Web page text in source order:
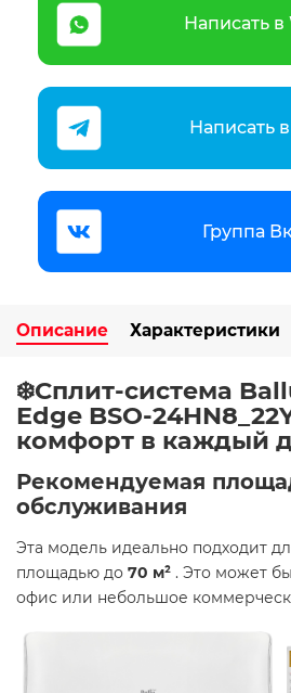
Написать
Написать
Группа
Описание Характеристики
❄️Сплит-система
Edge BSO-
комфорт в каждый
Рекомендуемая
обслуживания
Эта модель идеально подходит
площадью до 70 м² . Это может
офис или небольшое